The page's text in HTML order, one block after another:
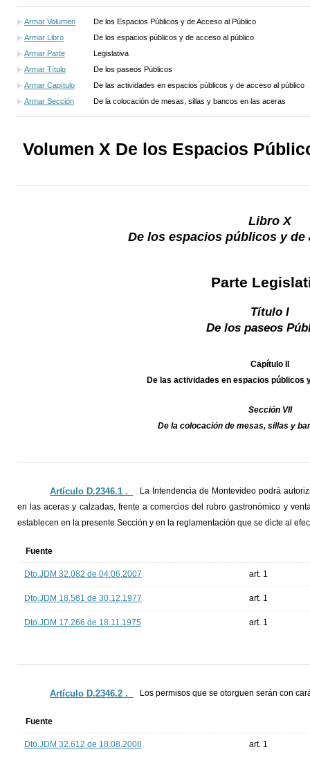
Armar Volumen
De los Espacios Públicos y de Acceso al Público
Armar Libro
De los espacios públicos y de acceso al público
Armar Parte
Legislativa
Armar Título
De los paseos Públicos
Armar Capítulo
De las actividades en espacios públicos y de acceso al público
Armar Sección
De la colocación de mesas, sillas y bancos en las aceras
Volumen X De los Espacios
Libro X
De los espacios públicos y de
Parte
Título I
De los paseos
Capítulo II
De las actividades en espacios públicos
Sección VII
De la colocación de mesas, sillas y
Artículo D.2346.1 ._
La Intendencia de Montevideo podrá
en las aceras y calzadas, frente a comercios del rubro gastronómico y
establecen en la presente Sección y en la reglamentación que se dicte al
Fuente
Dto.JDM 32.082 de 04.06.2007 art. 1
Dto.JDM 18.581 de 30.12.1977 art. 1
Dto.JDM 17.266 de 18.11.1975 art. 1
Artículo D.2346.2 ._ Los permisos que se otorguen serán con
Fuente
Dto.JDM 32.612 de 18.08.2008 art. 1